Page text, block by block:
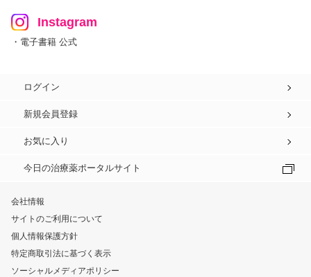
Instagram
・電子書籍 公式
ログイン
新規会員登録
お気に入り
今日の治療薬ポータルサイト
会社情報
サイトのご利用について
個人情報保護方針
特定商取引法に基づく表示
ソーシャルメディアポリシー